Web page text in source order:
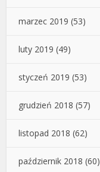
marzec 2019 (53)
luty 2019 (49)
styczeń 2019 (53)
grudzień 2018 (57)
listopad 2018 (62)
październik 2018 (60)